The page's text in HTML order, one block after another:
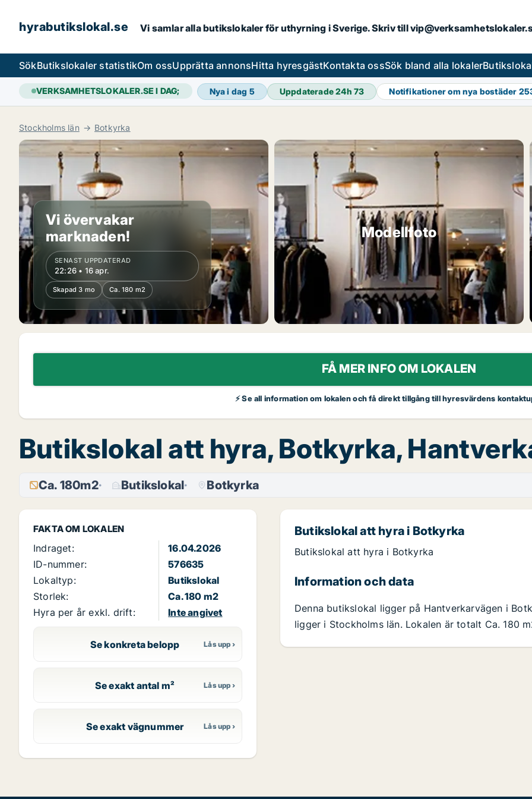
hyrabutikslokal.se Vi samlar alla butikslokaler för uthyrning i Sverige. Skriv till
SökButikslokaler statistikOm ossUpprätta annonsHitta hyresgästKontakta ossSök bland alla lokaler
VERKSAMHETSLOKALER.SE I DAG; Nya i dag 5 Uppdaterade 24h73 Notifikationer om nya bostäder
Stockholms län Botkyrka
Vi övervakar
marknaden!
SENAST UPPDATERAD
22:26 • 16 apr.
Skapad 3 mo Ca. 180 m2
Modellfoto
FÅ MER INFO OM LOKALEN
⚡ Se all information om lokalen och få direkt tillgång till hyresvärdens
Butikslokal att hyra, Botkyrka,
Ca. 180m2 Butikslokal Botkyrka
FAKTA OM LOKALEN
Indraget:
16.04.2026
ID-nummer:
576635
Lokaltyp:
Butikslokal
Storlek:
Ca. 180 m2
Hyra per år exkl. drift:
Inte angivet
Se konkreta belopp
Se exakt antal m²
Se exakt vägnummer
Butikslokal att hyra i Botkyrka
Butikslokal att hyra i Botkyrka
Information och data
Denna butikslokal ligger på Hantverkarvägen i
ligger i Stockholms län. Lokalen är totalt Ca. 180